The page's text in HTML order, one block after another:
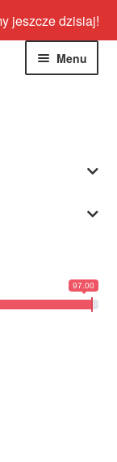
jeszcze dzisiaj!
Menu
Rozwiń
Rozwiń
97.00